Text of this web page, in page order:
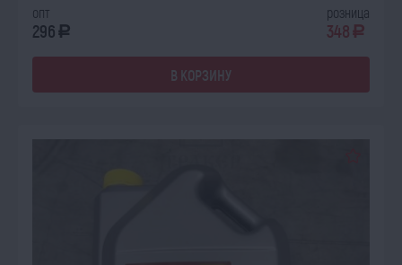
опт
296 a
розница
348 a
В КОРЗИНУ